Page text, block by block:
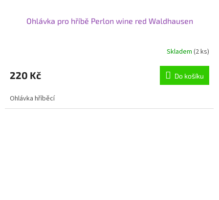
Ohlávka pro hříbě Perlon wine red Waldhausen
Skladem (2 ks)
220 Kč Do košíku
Ohlávka hříběcí